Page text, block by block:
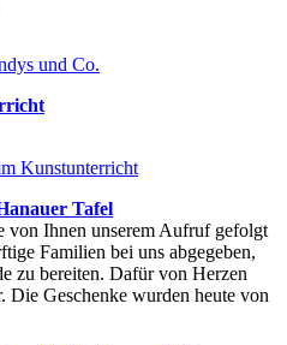
und Co.
Kunstunterricht
Tafel
von Ihnen unserem Aufruf gefolgt
Familien bei uns abgegeben,
zu bereiten. Dafür von Herzen
Die Geschenke wurden heute von